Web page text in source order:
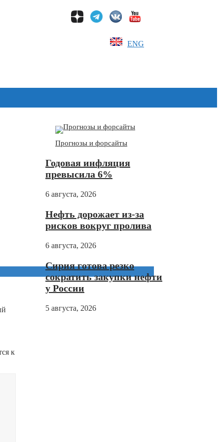
ENG
к
Прогнозы и форсайты
Годовая инфляция
превысила 6%
6 августа, 2026
Нефть дорожает из-за
рисков вокруг пролива
6 августа, 2026
Сирия готова резко
сократить закупки нефти
у России
5 августа, 2026